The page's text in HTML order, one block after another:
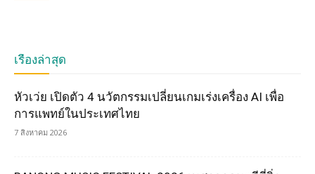
เรื่องล่าสุด
หัวเว่ย เปิดตัว 4 นวัตกรรมเปลี่ยนเกมเร่งเครื่อง AI เพื่อ
การแพทย์ในประเทศไทย
7 สิงหาคม 2026